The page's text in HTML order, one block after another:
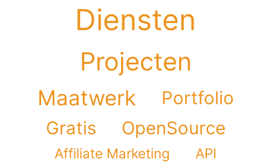
Diensten
Projecten
Maatwerk
Portfolio
Gratis
OpenSource
Affiliate Marketing
API